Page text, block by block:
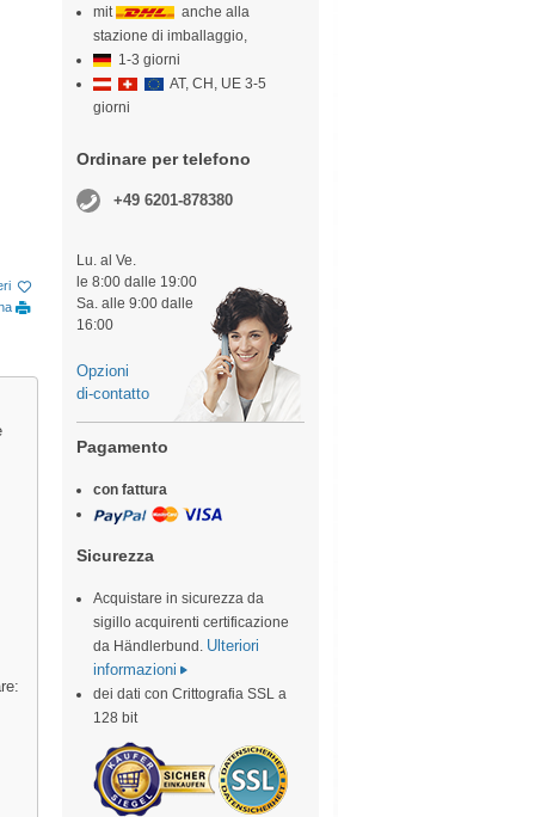
mit
anche alla
stazione di imballaggio,
1-3 giorni
AT, CH, UE 3-5
giorni
Ordinare per telefono
+49 6201-878380
Lu. al Ve.
le 8:00 dalle 19:00
Sa. alle 9:00 dalle
16:00
Opzioni
di-contatto
Pagamento
con fattura
Sicurezza
Acquistare in sicurezza da
sigillo acquirenti certificazione
da Händlerbund. Ulteriori
informazioni
dei dati con Crittografia SSL a
128 bit